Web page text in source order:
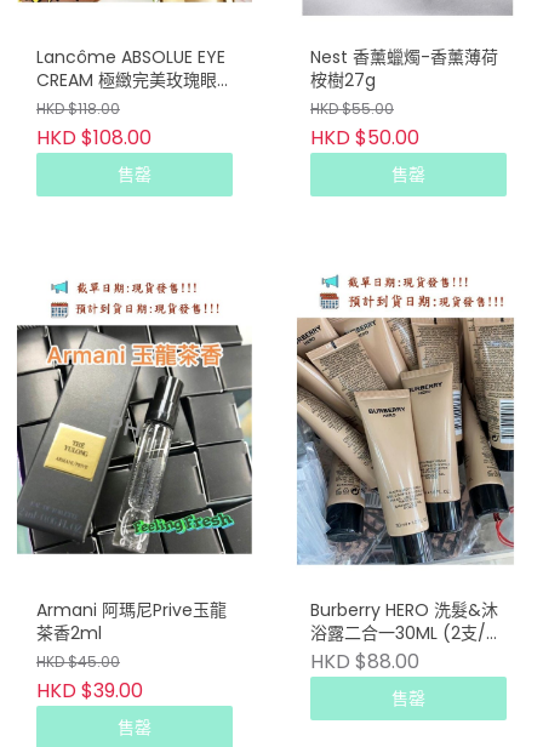
Lancôme ABSOLUE EYE
CREAM 極緻完美玫瑰眼
霜 5ml(專櫃貨)
HKD $118.00
HKD $108.00
售罄
Nest 香薰蠟燭-香薰薄荷
桉樹27g
HKD $55.00
HKD $50.00
售罄
Armani 阿瑪尼Prive玉龍
茶香2ml
HKD $45.00
HKD $39.00
售罄
Burberry HERO 洗髮&沐
浴露二合一30ML (2支/
套)
HKD $88.00
售罄